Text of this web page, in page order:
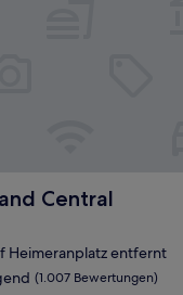
Central
Central
Heimeranplatz entfernt
(1.007 Bewertungen)